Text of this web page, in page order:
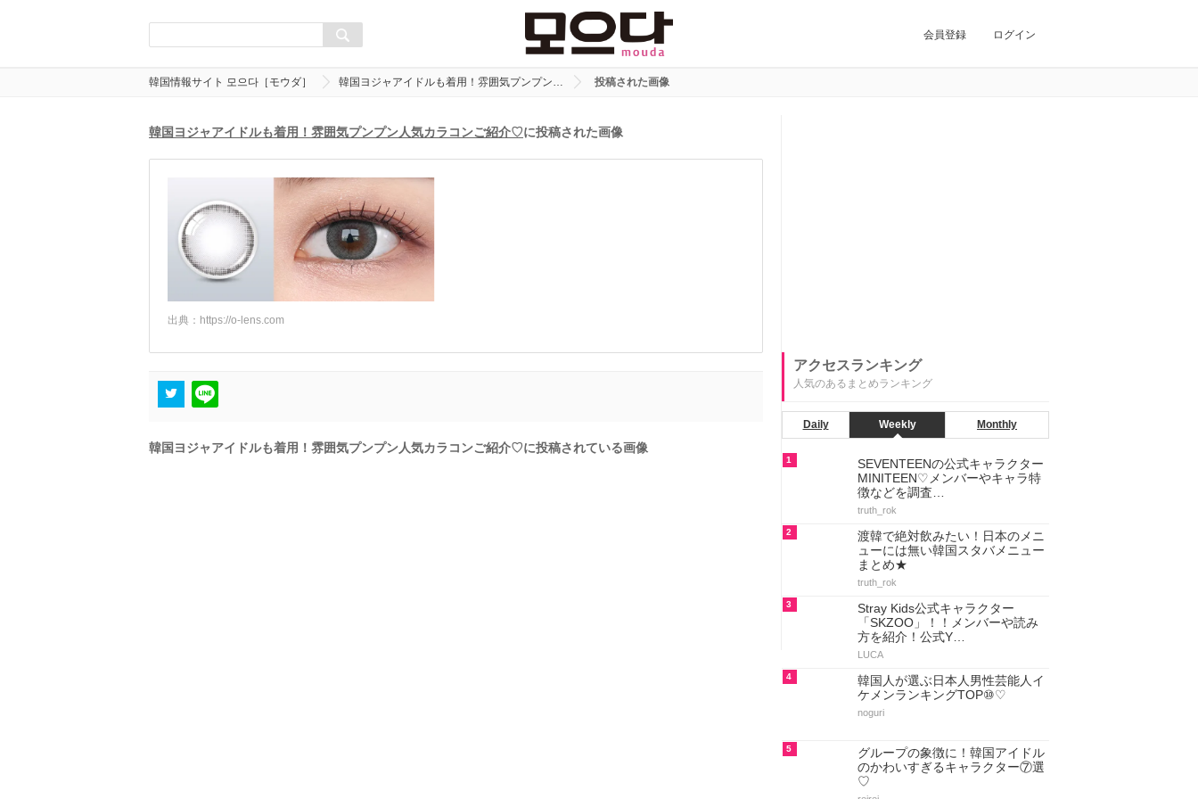
会員登録 ログイン
韓国情報サイト 모으다［モウダ］ 韓国ヨジャアイドルも着用！雰囲気プンプン… 投稿された画像
韓国ヨジャアイドルも着用！雰囲気プンプン人気カラコンご紹介♡に投稿された画像
出典： https://o-lens.com
韓国ヨジャアイドルも着用！雰囲気プンプン人気カラコンご紹介♡に投稿されている画像
アクセスランキング
人気のあるまとめランキング
Daily Weekly Monthly
1
SEVENTEENの公式キャラクター
MINITEEN♡メンバーやキャラ特
徴などを調査…
truth_rok
2
渡韓で絶対飲みたい！日本のメニ
ューには無い韓国スタバメニュー
まとめ★
truth_rok
3
Stray Kids公式キャラクター
「SKZOO」！！メンバーや読み
方を紹介！公式Y…
LUCA
4
韓国人が選ぶ日本人男性芸能人イ
ケメンランキングTOP⑩♡
noguri
5
グループの象徴に！韓国アイドル
のかわいすぎるキャラクター⑦選
♡